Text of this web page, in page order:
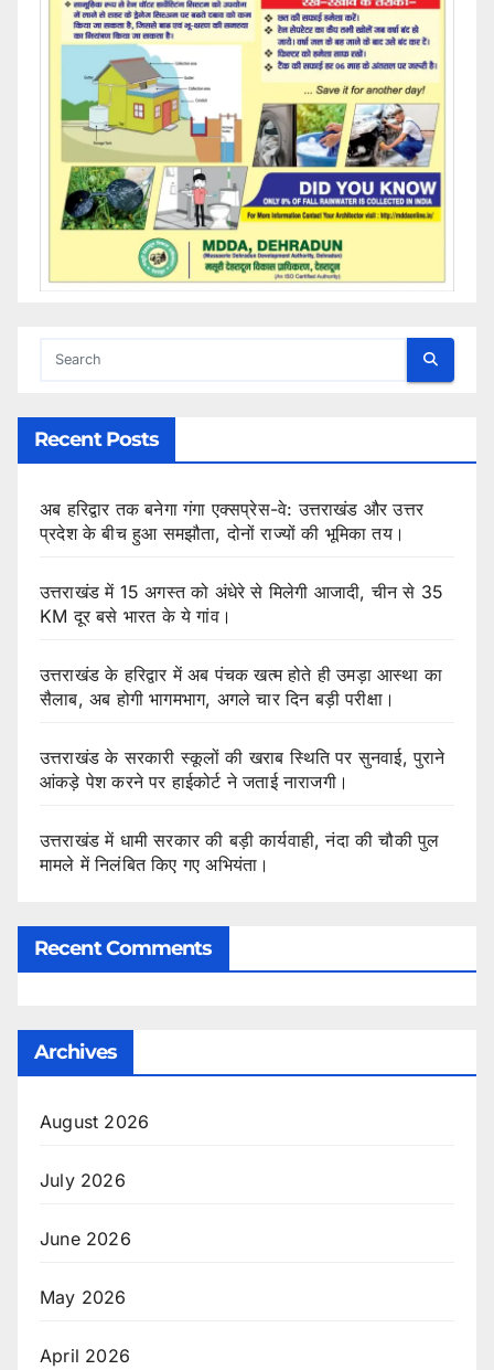
Recent Posts
अब हरिद्वार तक बनेगा गंगा एक्सप्रेस-वे: उत्तराखंड और उत्तर
प्रदेश के बीच हुआ समझौता, दोनों राज्यों की भूमिका तय।
उत्तराखंड में 15 अगस्त को अंधेरे से मिलेगी आजादी, चीन से 35
KM दूर बसे भारत के ये गांव।
उत्तराखंड के हरिद्वार में अब पंचक खत्म होते ही उमड़ा आस्था का
सैलाब, अब होगी भागमभाग, अगले चार दिन बड़ी परीक्षा।
उत्तराखंड के सरकारी स्कूलों की खराब स्थिति पर सुनवाई, पुराने
आंकड़े पेश करने पर हाईकोर्ट ने जताई नाराजगी।
उत्तराखंड में धामी सरकार की बड़ी कार्यवाही, नंदा की चौकी पुल
मामले में निलंबित किए गए अभियंता।
Recent Comments
Archives
August 2026
July 2026
June 2026
May 2026
April 2026